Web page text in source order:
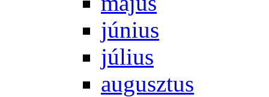
jú­ni­us
jú­li­us
au­gusz­tus